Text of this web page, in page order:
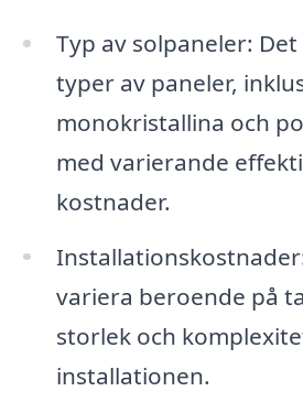
Typ av solpaneler:
typer av paneler,
monokristallina och
med varierande
kostnader.
variera beroende på
storlek och
installationen.